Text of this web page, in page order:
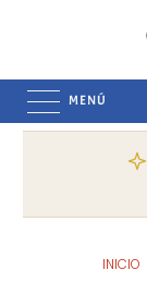
MENÚ
INICIO